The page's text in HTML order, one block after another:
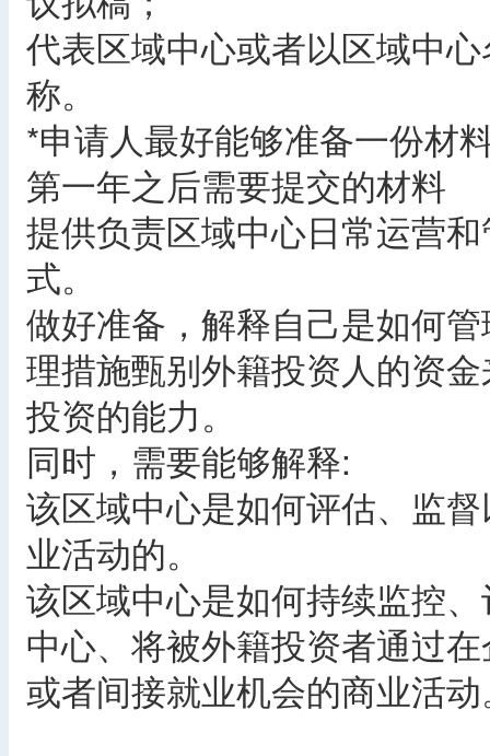
代表区域中心或者以区域中
称。
*申请人最好能够准备一份材
第一年之后需要提交的材料
提供负责区域中心日常运营
式。
做好准备，解释自己是如何
理措施甄别外籍投资人的资
投资的能力。
同时，需要能够解释:
该区域中心是如何评估、监
业活动的。
该区域中心是如何持续监控
中心、将被外籍投资者通过
或者间接就业机会的商业活